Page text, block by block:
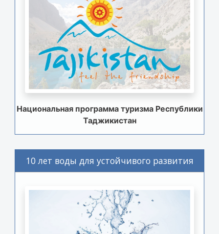
Национальная программа туризма Республики
Таджикистан
10 лет воды для устойчивого развития